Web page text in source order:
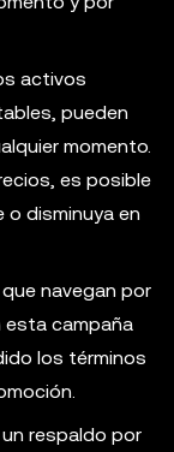
activos
pueden
momento.
es posible
disminuya en
navegan por
esta campaña
los términos
respaldo por